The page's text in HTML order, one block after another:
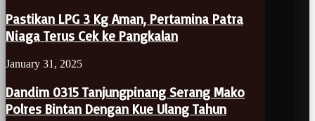
Pastikan LPG 3 Kg Aman, Pertamina Patra
Niaga Terus Cek ke Pangkalan
January 31, 2025
Dandim 0315 Tanjungpinang Serang Mako
Polres Bintan Dengan Kue Ulang Tahun